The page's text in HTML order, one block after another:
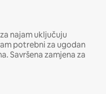
najam uključuju
potrebni za ugodan
Savršena zamjena za